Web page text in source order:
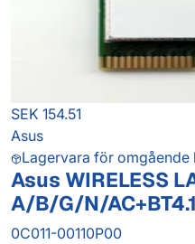
SEK 154.51
Asus
Lagervara för omgående
Asus WIRELESS
A/B/G/N/
0C011-00110P00